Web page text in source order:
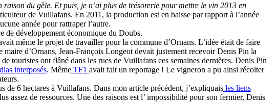
raison du gèle. Et puis, je n’ai plus de trésorerie pour mettre le vin 2013 en
de Vuillafans. En 2011, la production est en baisse par rapport à l’année
année pour rattraper l’autre.
de développement économique du Doubs.
même le projet de travailler pour la commune d’Ornans. L’idée était de faire
d’Ornans, Jean-François Longeot devait justement recevoir Denis Pin la
touristes ont flâné dans les rues de Vuillafans ces semaines dernières. Denis Pin
interposés. Même TF1 avait fait un reportage ! Le vigneron a pu ainsi récolter
de 6 hectares à Vuillafans. Dans mon article précédent, j’expliquais les liens
assez de ressources. Une des raisons est l’ impossibilité pour son fermier, Denis